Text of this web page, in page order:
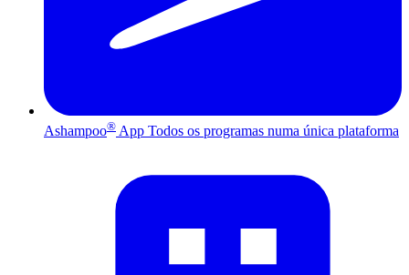
Ashampoo® App Todos os programas numa única plataforma